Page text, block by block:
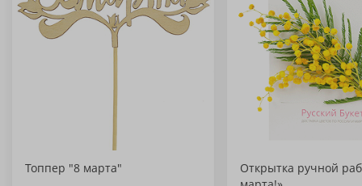
Топпер "8 марта"
Открытка ручной